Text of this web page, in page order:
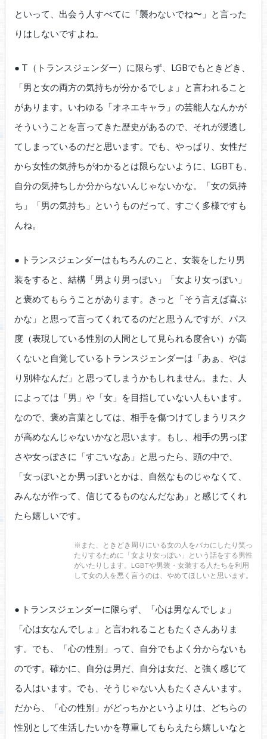
といって、出会う人すべてに「襲わないでね〜」と言った
りはしないですよね。
● T（トランスジェンダー）に限らず、LGBでもときどき、
「男と女の両方の気持ちが分かるでしょ」と言われること
があります。いわゆる「オネエキャラ」の芸能人なんかが
そういうことを言ってきた歴史があるので、それが浸透し
てしまっているのだと思います。でも、やっぱり、女性だ
から女性の気持ちがわかるとは限らないように、LGBTも、
自分の気持ちしか分からないんじゃないかな。「女の気持
ち」「男の気持ち」というものだって、すごく多様ですも
んね。
● トランスジェンダーはもちろんのこと、女装をしたり男
装をすると、結構「男より男っぽい」「女より女っぽい」
と褒めてもらうことがあります。きっと「そう言えば喜ぶ
かな」と思って言ってくれてるのだと思うんですが、パス
度（表現している性別の人間として見られる度合い）が高
くないと自覚しているトランスジェンダーは「あぁ、やは
り別枠なんだ」と思ってしまうかもしれません。また、人
によっては「男」や「女」を目指していない人もいます。
なので、褒め言葉としては、相手を傷つけてしまうリスク
が高めなんじゃないかなと思います。もし、相手の男っぽ
さや女っぽさに「すごいなあ」と思ったら、頭の中で、
「女っぽいとか男っぽいとかは、自然なものじゃなくて、
みんなが作って、信じてるものなんだなあ」と感じてくれ
たら嬉しいです。
※また、ときどき周りにいる女の人をバカにしたり笑っ
たりするために「女より女っぽい」という話をする男性
がいたりします。LGBTや男装・女装する人たちを利用
して女の人を悪く言うのは、やめてほしいと思います。
● トランスジェンダーに限らず、「心は男なんでしょ」
「心は女なんでしょ」と言われることもたくさんありま
す。でも、「心の性別」って、自分でもよく分からないも
のです。確かに、自分は男だ、自分は女だ、と強く感じて
る人はいます。でも、そうじゃない人もたくさんいます。
だから、「心の性別」がどっちかというよりは、どちらの
性別として生活したいかを尊重してもらえたら嬉しいなと